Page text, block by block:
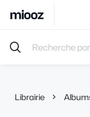
Accueil
Musiques
Playlists
Librairie